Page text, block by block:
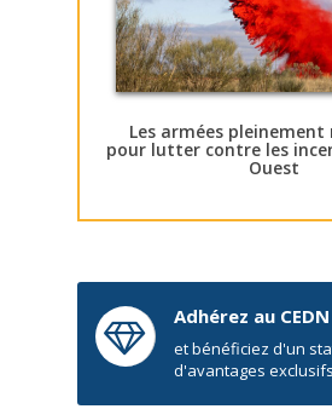
Les armées pleinement
pour lutter contre les
Ouest
Adhérez au CEDN
et bénéficiez d'un
d'avantages